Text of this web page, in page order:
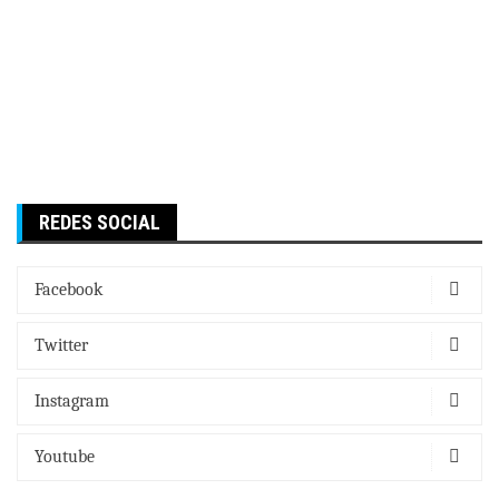
REDES SOCIAL
Facebook
Twitter
Instagram
Youtube